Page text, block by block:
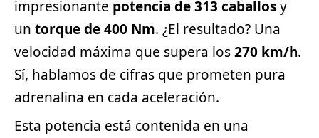
impresionante potencia de 313 caballosy
un torque de 400 Nm. ¿El resultado? Una
velocidad máxima que supera los270 km/h.
Sí, hablamos de cifras que prometen pura
adrenalina en cada aceleración.
Esta potencia está contenida en una